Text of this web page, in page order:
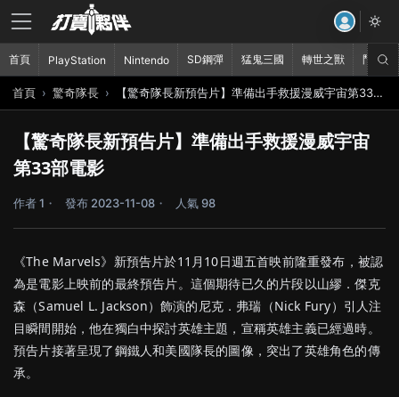
首頁 驚奇隊長 【驚奇隊長新預告片】準備出手救援漫威宇宙第33部電影
【驚奇隊長新預告片】準備出手救援漫威宇宙
第33部電影
作者 1 發布 2023-11-08 人氣 98
《The Marvels》新預告片於11月10日週五首映前隆重發布，被認
為是電影上映前的最終預告片。這個期待已久的片段以山繆．傑克
森（Samuel L. Jackson）飾演的尼克．弗瑞（Nick Fury）引人注
目瞬間開始，他在獨白中探討英雄主題，宣稱英雄主義已經過時。
預告片接著呈現了鋼鐵人和美國隊長的圖像，突出了英雄角色的傳
承。
首頁 PlayStation Nintendo SD鋼彈 猛鬼三國 轉世之獸 鬥破蒼